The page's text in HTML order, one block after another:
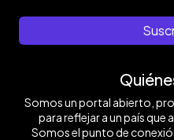
Somos un portal abierto,
para reflejar a un país que
Somos el punto de